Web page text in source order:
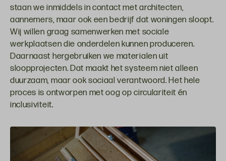
staan we inmiddels in contact met architecten,
aannemers, maar ook een bedrijf dat woningen sloopt.
Wij willen graag samenwerken met sociale
werkplaatsen die onderdelen kunnen produceren.
Daarnaast hergebruiken we materialen uit
sloopprojecten. Dat maakt het systeem niet alleen
duurzaam, maar ook sociaal verantwoord. Het hele
proces is ontworpen met oog op circulariteit én
inclusiviteit.